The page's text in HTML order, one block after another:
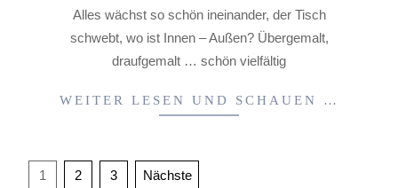
Alles wächst so schön ineinander, der Tisch
schwebt, wo ist Innen – Außen? Übergemalt,
draufgemalt … schön vielfältig
WEITER LESEN UND SCHAUEN …
Seitennummerierung
1 2 3 Nächste